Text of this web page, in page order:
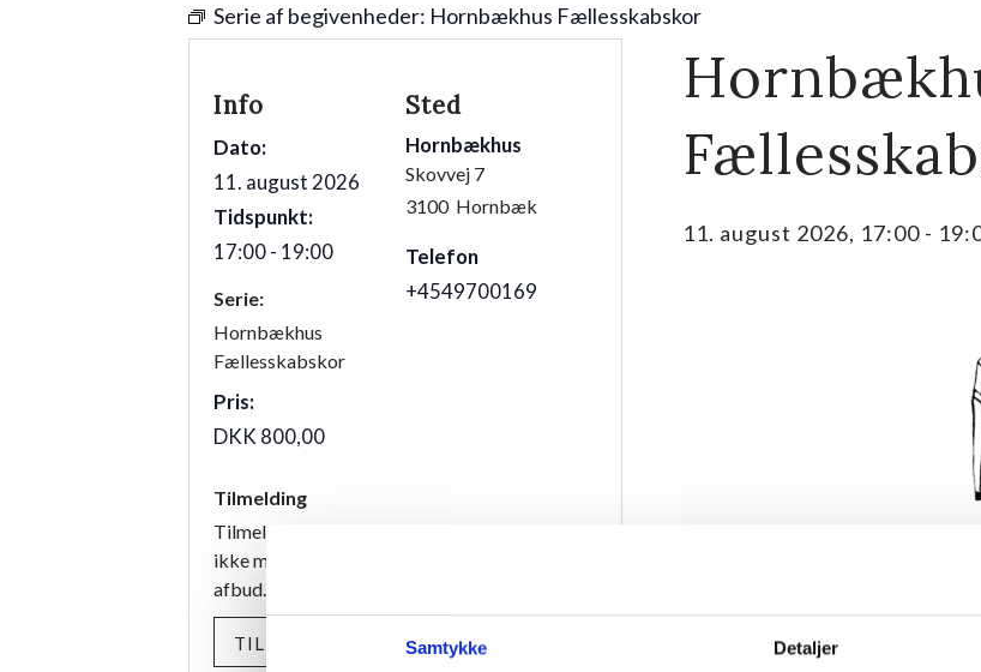
Samtykke Detaljer
Serie af begivenheder: Hornbækhus Fællesskabskor
11. august 2026, 17:00 -
Har du lyst til at synge, men aldrig
og synge med andre skønne
lige noget for dig! Her handler det
Info
Dato:
11. august 2026
Tidspunkt:
17:00 - 19:00
Serie:
Hornbækhus
Fællesskabskor
Pris:
DKK 800,00
Sted
Hornbækhus
Skovvej 7
3100 Hornbæk
Telefon
+4549700169
Tilmelding
Tilmeldingen er bindende, og vi har desværre
ikke mulighed for at refundere beløbet ved
afbud.
TILMELD